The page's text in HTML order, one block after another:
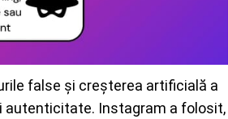
false și creșterea artificială a
autenticitate. Instagram a folosit,